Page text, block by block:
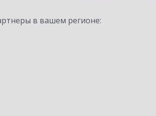
в вашем регионе: